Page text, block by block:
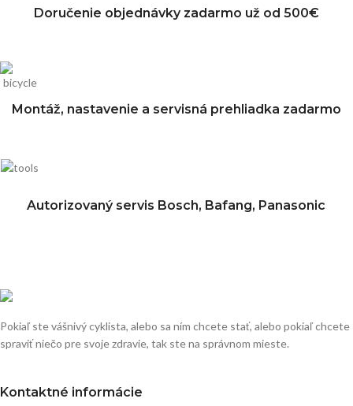
Autorizovaný servis Bosch, Bafang, Panasonic
Montáž, nastavenie a servisná prehliadka zadarmo
Doručenie objednávky zadarmo už od 500€
Pokiaľ ste vášnivý cyklista, alebo sa ním chcete stať, alebo pokiaľ chcete
spraviť niečo pre svoje zdravie, tak ste na správnom mieste.
Kontaktné informácie